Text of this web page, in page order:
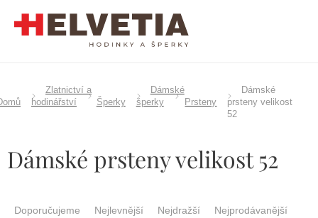
Zlatnictví a
hodinářství
Šperky
Dámské
šperky
Prsteny
Dámské
prsteny velikost
52
Dámské prsteny velikost 52
Doporučujeme Nejlevnější Nejdražší Nejprodávanější